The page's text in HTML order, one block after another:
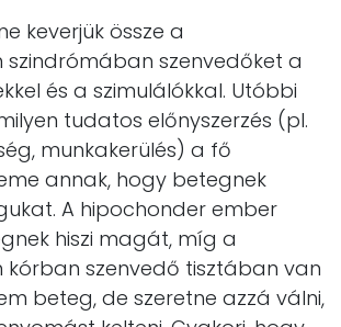
keverjük össze a
szindrómában szenvedőket a
és a szimulálókkal. Utóbbi
tudatos előnyszerzés (pl.
munkakerülés) a fő
annak, hogy betegnek
A hipochonder ember
hiszi magát, míg a
kórban szenvedő tisztában van
beteg, de szeretne azzá válni,